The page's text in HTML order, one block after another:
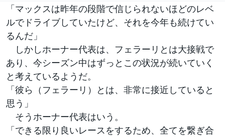
「マックスは昨年の段階で信じられないほどのレベ
ルでドライブしていたけど、それを今年も続けてい
るんだ」
しかしホーナー代表は、フェラーリとは大接戦で
あり、今シーズン中はずっとこの状況が続いていく
と考えているようだ。
「彼ら（フェラーリ）とは、非常に接近していると
思う」
そうホーナー代表はいう。
「できる限り良いレースをするため、全てを繋ぎ合